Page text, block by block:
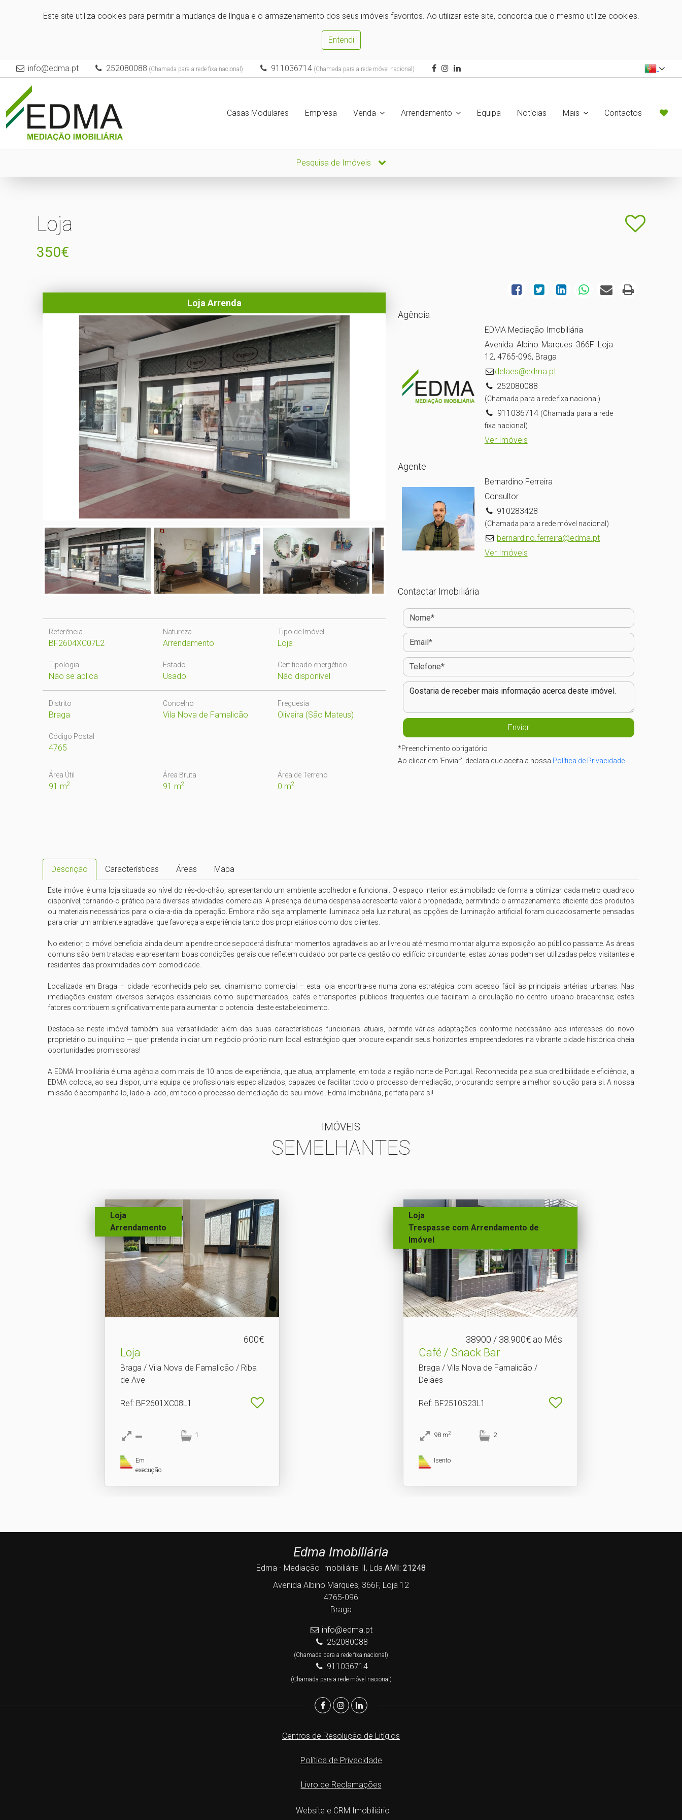
Este site utiliza cookies para permitir a mudança de língua e o armazenamento dos seus imóveis favoritos. Ao utilizar este site, concorda que o mesmo utilize cookies.
Entendi
info@edma.pt 252080088 (Chamada para a rede fixa nacional) 911036714(Chamada para a rede móvel nacional)
Casas Modulares Empresa Venda Arrendamento Equipa Notícias Mais Contactos
Pesquisa de Imóveis
Loja
350€
Loja Arrenda
Referência
BF2604XC07L2
Natureza
Arrendamento
Tipo de Imóvel
Loja
Tipologia
Não se aplica
Estado
Usado
Certificado energético
Não disponível
Distrito
Braga
Concelho
Vila Nova de Famalicão
Freguesia
Oliveira (São Mateus)
Código Postal
4765
Área Útil
91 m2
Área Bruta
91 m2
Área de Terreno
0 m2
Agência
EDMA Mediação Imobiliária
Avenida Albino Marques 366F Loja
12, 4765-096, Braga
delaes@edma.pt
252080088
(Chamada para a rede fixa nacional)
911036714 (Chamada para a rede
fixa nacional)
Ver Imóveis
Agente
Bernardino Ferreira
Consultor
910283428
(Chamada para a rede móvel nacional)
bernardino.ferreira@edma.pt
Ver Imóveis
Contactar Imobiliária
*Preenchimento obrigatório
Ao clicar em 'Enviar', declara que aceita a nossa Política de Privacidade
Descrição Características Áreas Mapa
Este imóvel é uma loja situada ao nível do rés-do-chão, apresentando um ambiente acolhedor e funcional. O espaço interior está mobilado de forma a otimizar cada metro quadrado
disponível, tornando-o prático para diversas atividades comerciais. A presença de uma despensa acrescenta valor à propriedade, permitindo o armazenamento eficiente dos produtos
ou materiais necessários para o dia-a-dia da operação. Embora não seja amplamente iluminada pela luz natural, as opções de iluminação artificial foram cuidadosamente pensadas
para criar um ambiente agradável que favoreça a experiência tanto dos proprietários como dos clientes.
No exterior, o imóvel beneficia ainda de um alpendre onde se poderá disfrutar momentos agradáveis ao ar livre ou até mesmo montar alguma exposição ao público passante. As áreas
comuns são bem tratadas e apresentam boas condições gerais que refletem cuidado por parte da gestão do edifício circundante; estas zonas podem ser utilizadas pelos visitantes e
residentes das proximidades com comodidade.
Localizada em Braga – cidade reconhecida pelo seu dinamismo comercial – esta loja encontra-se numa zona estratégica com acesso fácil às principais artérias urbanas. Nas
imediações existem diversos serviços essenciais como supermercados, cafés e transportes públicos frequentes que facilitam a circulação no centro urbano bracarense; estes
fatores contribuem significativamente para aumentar o potencial deste estabelecimento.
Destaca-se neste imóvel também sua versatilidade: além das suas características funcionais atuais, permite várias adaptações conforme necessário aos interesses do novo
proprietário ou inquilino — quer pretenda iniciar um negócio próprio num local estratégico quer procure expandir seus horizontes empreendedores na vibrante cidade histórica cheia
oportunidades promissoras!
A EDMA Imobiliária é uma agência com mais de 10 anos de experiência, que atua, amplamente, em toda a região norte de Portugal. Reconhecida pela sua credibilidade e eficiência, a
EDMA coloca, ao seu dispor, uma equipa de profissionais especializados, capazes de facilitar todo o processo de mediação, procurando sempre a melhor solução para si. A nossa
missão é acompanhá-lo, lado-a-lado, em todo o processo de mediação do seu imóvel. Edma Imobiliária, perfeita para si!
IMÓVEIS
SEMELHANTES
Loja
Arrendamento
600€
Loja
Braga / Vila Nova de Famalicão / Riba
de Ave
Ref: BF2601XC08L1
1
Em
execução
Loja
Trespasse com Arrendamento de
Imóvel
38900 / 38.900€ ao Mês
Café / Snack Bar
Braga / Vila Nova de Famalicão /
Delães
Ref: BF2510S23L1
98 m2 2
Isento
Edma Imobiliária
Edma - Mediação Imobiliária II, Lda AMI: 21248
Avenida Albino Marques, 366F, Loja 12
4765-096
Braga
info@edma.pt
252080088
(Chamada para a rede fixa nacional)
911036714
(Chamada para a rede móvel nacional)
Centros de Resolução de Litígios
Política de Privacidade
Livro de Reclamações
Website e CRM Imobiliário